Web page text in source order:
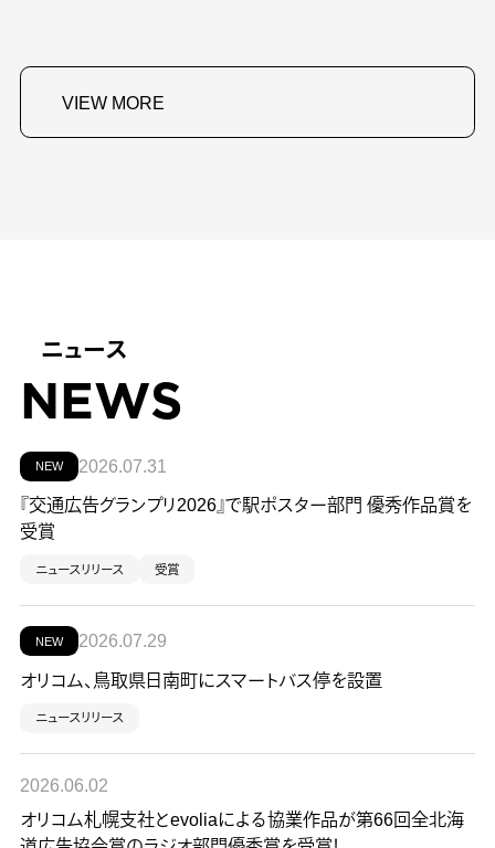
VIEW MORE
ニュース
NEWS
NEW
2026.07.31
『交通広告グランプリ2026』で駅ポスター部門 優秀作品賞を
受賞
ニュースリリース 受賞
NEW
2026.07.29
オリコム、鳥取県日南町にスマートバス停を設置
ニュースリリース
2026.06.02
オリコム札幌支社とevoliaによる協業作品が第66回全北海